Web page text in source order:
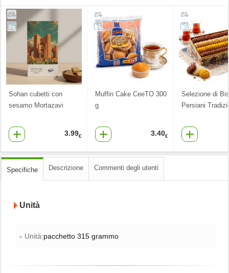
Sohan cubetti con
sesamo Mortazavi
3.99€
Muffin Cake CeeTO 300
g
3.40€
Selezione di
Persiani
Specifiche Descrizione Commenti degli utenti
Unità
Unità:pacchetto 315 grammo